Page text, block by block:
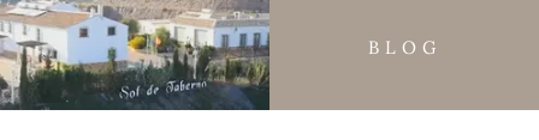
BLOG